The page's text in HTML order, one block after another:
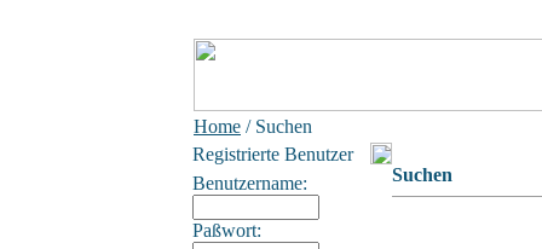
Home / Suchen
Registrierte Benutzer
Benutzername:
Paßwort:
Suchen